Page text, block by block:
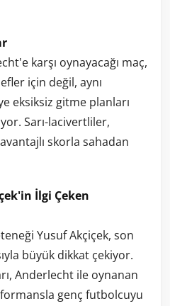
karşı oynayacağı maç,
için değil, aynı
eksiksiz gitme planları
Sarı-lacivertliler,
skorla sahadan
İlgi Çeken
Yusuf Akçiçek, son
büyük dikkat çekiyor.
Anderlecht ile oynanan
genç futbolcuyu